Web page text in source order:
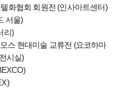
화협회 회원전 (인사아트센터)
서울)
리)
스 현대미술 교류전 (요코하마
시실)